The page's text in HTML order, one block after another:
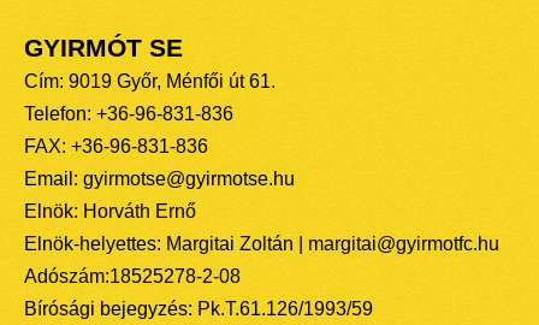
GYIRMÓT SE
Cím: 9019 Győr, Ménfői út 61.
Telefon: +36-96-831-836
FAX: +36-96-831-836
Email: gyirmotse@gyirmotse.hu
Elnök: Horváth Ernő
Elnök-helyettes: Margitai Zoltán | margitai@gyirmotfc.hu
Adószám:18525278-2-08
Bírósági bejegyzés: Pk.T.61.126/1993/59